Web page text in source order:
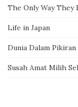
The Only Way They
Life in Japan
Dunia Dalam Pikiran
Susah Amat Milih